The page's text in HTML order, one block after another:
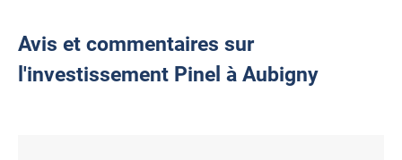
Avis et commentaires sur
l'investissement Pinel à Aubigny